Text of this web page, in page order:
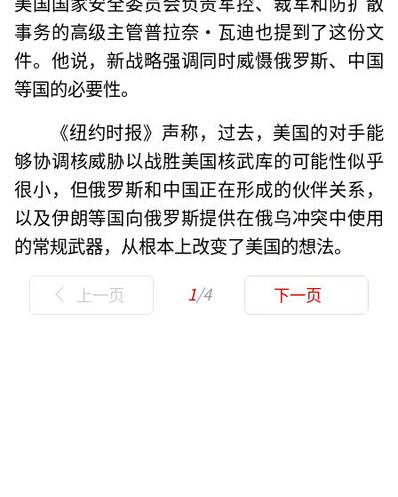
事务的高级主管普拉奈·瓦迪也提到了这份文
件。他说，新战略强调同时威慑俄罗斯、中国
等国的必要性。
《纽约时报》声称，过去，美国的对手能
够协调核威胁以战胜美国核武库的可能性似乎
很小，但俄罗斯和中国正在形成的伙伴关系，
以及伊朗等国向俄罗斯提供在俄乌冲突中使用
的常规武器，从根本上改变了美国的想法。
上一页 1/4 下一页